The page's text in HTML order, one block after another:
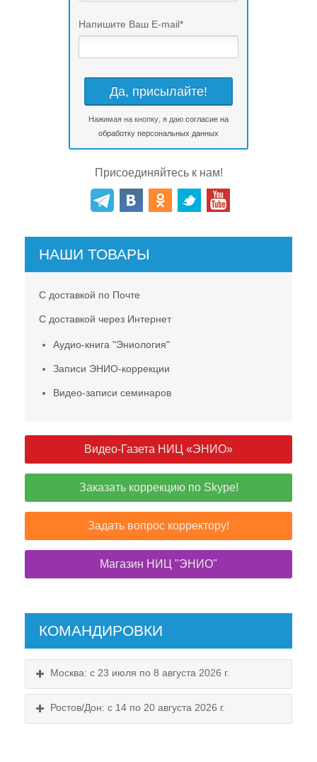
Напишите Ваш E-mail*
Нажимая на кнопку, я даюсогласие на
обработку персональных данных
Присоединяйтесь к нам!
НАШИ ТОВАРЫ
С доставкой по Почте
С доставкой через Интернет
Аудио-книга "Эниология"
Записи ЭНИО-коррекции
Видео-записи семинаров
Видео-Газета НИЦ «ЭНИО»
Заказать коррекцию по Skype!
Задать вопрос корректору!
Магазин НИЦ "ЭНИО"
КОМАНДИРОВКИ
Москва: с 23 июля по 8 августа 2026 г.
Ростов/Дон: с 14 по 20 августа 2026 г.